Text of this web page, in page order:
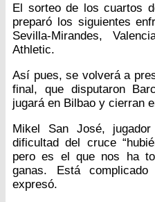
El sorteo de los cuartos
preparó los siguientes
Sevilla-Mirandes,
Athletic.
Así pues, se volverá a
final, que disputaron
jugará en Bilbao y cierran
Mikel San José,
dificultad del cruce
pero es el que nos ha
ganas. Está complicado
expresó.